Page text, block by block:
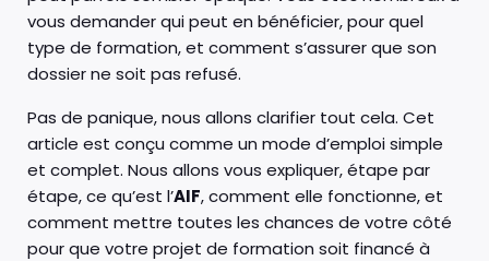
vous demander qui peut en bénéficier, pour quel
type de formation, et comment s’assurer que son
dossier ne soit pas refusé.
Pas de panique, nous allons clarifier tout cela. Cet
article est conçu comme un mode d’emploi simple
et complet. Nous allons vous expliquer, étape par
étape, ce qu’est l’AIF, comment elle fonctionne, et
comment mettre toutes les chances de votre côté
pour que votre projet de formation soit financé à